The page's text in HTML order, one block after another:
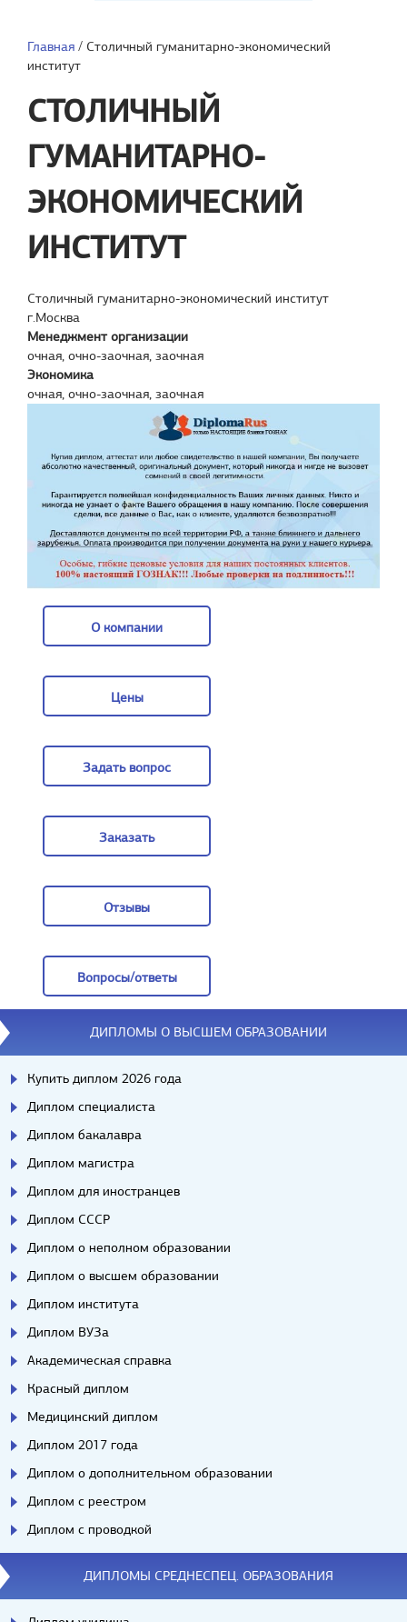
Главная / Столичный гуманитарно-экономический
институт
СТОЛИЧНЫЙ
ГУМАНИТАРНО-
ЭКОНОМИЧЕСКИЙ
ИНСТИТУТ
Столичный гуманитарно-экономический институт
г.Москва
Менеджмент организации
очная, очно-заочная, заочная
Экономика
очная, очно-заочная, заочная
О компании
Цены
Задать вопрос
Заказать
Отзывы
Вопросы/ответы
Вопросы/ответы
ДИПЛОМЫ О ВЫСШЕМ ОБРАЗОВАНИИ
Купить диплом 2026 года
Диплом специалиста
Диплом бакалавра
Диплом магистра
Диплом для иностранцев
Диплом СССР
Диплом о неполном образовании
Диплом о высшем образовании
Диплом института
Диплом ВУЗа
Академическая справка
Красный диплом
Медицинский диплом
Диплом 2017 года
Диплом о дополнительном образовании
Диплом с реестром
Диплом с проводкой
ДИПЛОМЫ СРЕДНЕСПЕЦ. ОБРАЗОВАНИЯ